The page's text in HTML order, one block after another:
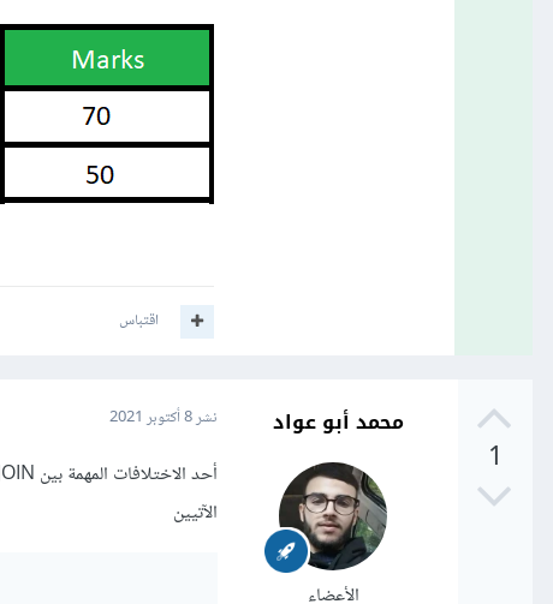
اقتباس
1
محمد أبو عواد
الأعضاء
نشر8 أكتوبر 2021
الآتيين